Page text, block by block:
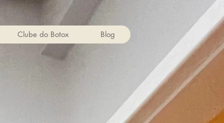
Clube do Botox Blog